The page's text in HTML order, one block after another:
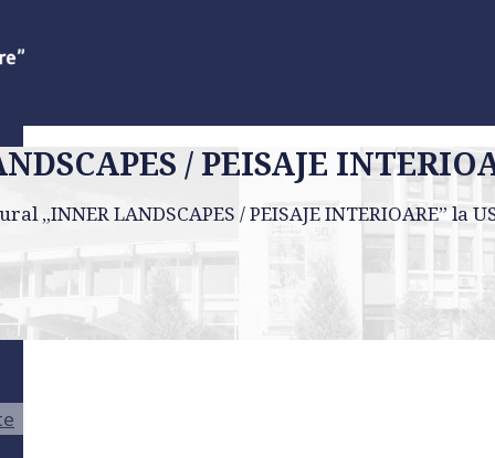
/ PEISAJE
„INNER LANDSCAPES / PEISAJE INTERIOARE” la